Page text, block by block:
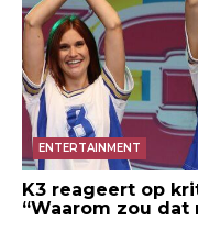
ENTERTAINMENT
K3 reageert op
“Waarom zou dat